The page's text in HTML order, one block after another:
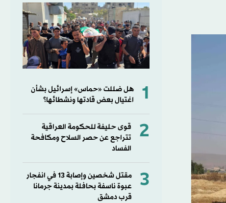
1
هل ضللت «حماس» إسرائيل بشأن
اغتيال بعض قادتها ونشطائها؟
2
قوى حليفة للحكومة العراقية
تتراجع عن حصر السلاح ومكافحة
الفساد
3
مقتل شخصين وإصابة 13 في انفجار
عبوة ناسفة بحافلة بمدينة جرمانا
قرب دمشق